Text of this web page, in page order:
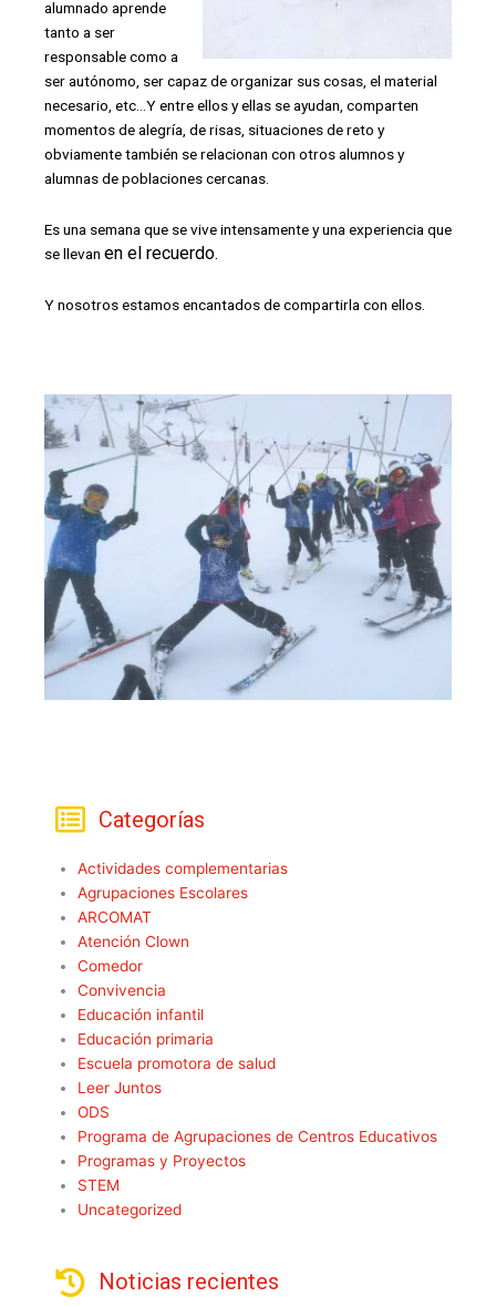
alumnado aprende
tanto a ser
responsable como a
ser autónomo, ser capaz de organizar sus cosas, el material
necesario, etc…Y entre ellos y ellas se ayudan, comparten
momentos de alegría, de risas, situaciones de reto y
obviamente también se relacionan con otros alumnos y
alumnas de poblaciones cercanas.
Es una semana que se vive intensamente y una experiencia que
se llevan en el recuerdo.
Y nosotros estamos encantados de compartirla con ellos.
Categorías
Actividades complementarias
Agrupaciones Escolares
ARCOMAT
Atención Clown
Comedor
Convivencia
Educación infantil
Educación primaria
Escuela promotora de salud
Leer Juntos
ODS
Programa de Agrupaciones de Centros Educativos
Programas y Proyectos
STEM
Uncategorized
Noticias recientes